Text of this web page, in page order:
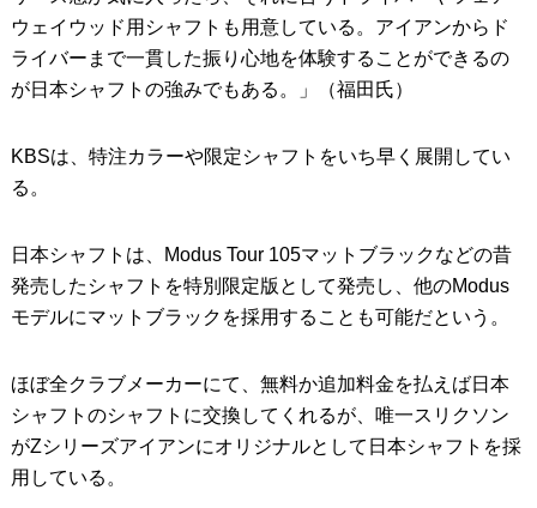
ウェイウッド用シャフトも用意している。アイアンからド
ライバーまで一貫した振り心地を体験することができるの
が日本シャフトの強みでもある。」（福田氏）
KBSは、特注カラーや限定シャフトをいち早く展開してい
る。
日本シャフトは、Modus Tour 105マットブラックなどの昔
発売したシャフトを特別限定版として発売し、他のModus
モデルにマットブラックを採用することも可能だという。
ほぼ全クラブメーカーにて、無料か追加料金を払えば日本
シャフトのシャフトに交換してくれるが、唯一スリクソン
がZシリーズアイアンにオリジナルとして日本シャフトを採
用している。